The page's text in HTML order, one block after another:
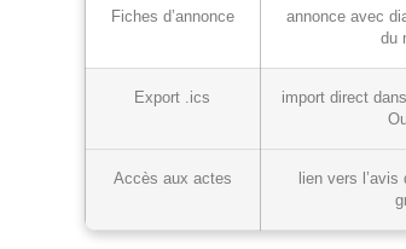
Fiches d’annonce
annonce avec
du
Export .ics
import direct
Accès aux actes
lien vers